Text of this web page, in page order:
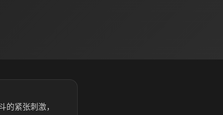
紧张刺激，